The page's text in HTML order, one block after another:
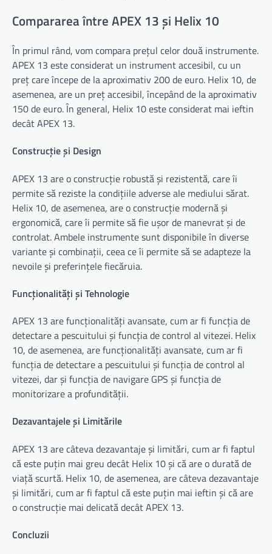
Compararea între APEX 13 și Helix 10
În primul rând, vom compara prețul celor două instrumente.
APEX 13 este considerat un instrument accesibil, cu un
preț care începe de la aproximativ 200 de euro. Helix 10, de
asemenea, are un preț accesibil, începând de la aproximativ
150 de euro. În general, Helix 10 este considerat mai ieftin
decât APEX 13.
Construcție și Design
APEX 13 are o construcție robustă și rezistentă, care îi
permite să reziste la condițiile adverse ale mediului sărat.
Helix 10, de asemenea, are o construcție modernă și
ergonomică, care îi permite să fie ușor de manevrat și de
controlat. Ambele instrumente sunt disponibile în diverse
variante și combinații, ceea ce îi permite să se adapteze la
nevoile și preferințele fiecăruia.
Funcționalități și Tehnologie
APEX 13 are funcționalități avansate, cum ar fi funcția de
detectare a pescuitului și funcția de control al vitezei. Helix
10, de asemenea, are funcționalități avansate, cum ar fi
funcția de detectare a pescuitului și funcția de control al
vitezei, dar și funcția de navigare GPS și funcția de
monitorizare a profundității.
Dezavantajele și Limitările
APEX 13 are câteva dezavantaje și limitări, cum ar fi faptul
că este puțin mai greu decât Helix 10 și că are o durată de
viață scurtă. Helix 10, de asemenea, are câteva dezavantaje
și limitări, cum ar fi faptul că este puțin mai ieftin și că are
o construcție mai delicată decât APEX 13.
Concluzii